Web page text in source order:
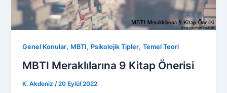
Genel Konular, MBTI, Psikolojik Tipler,Temel Teori
MBTI Meraklılarına 9 Kitap Önerisi
K. Akdeniz /20 Eylül 2022